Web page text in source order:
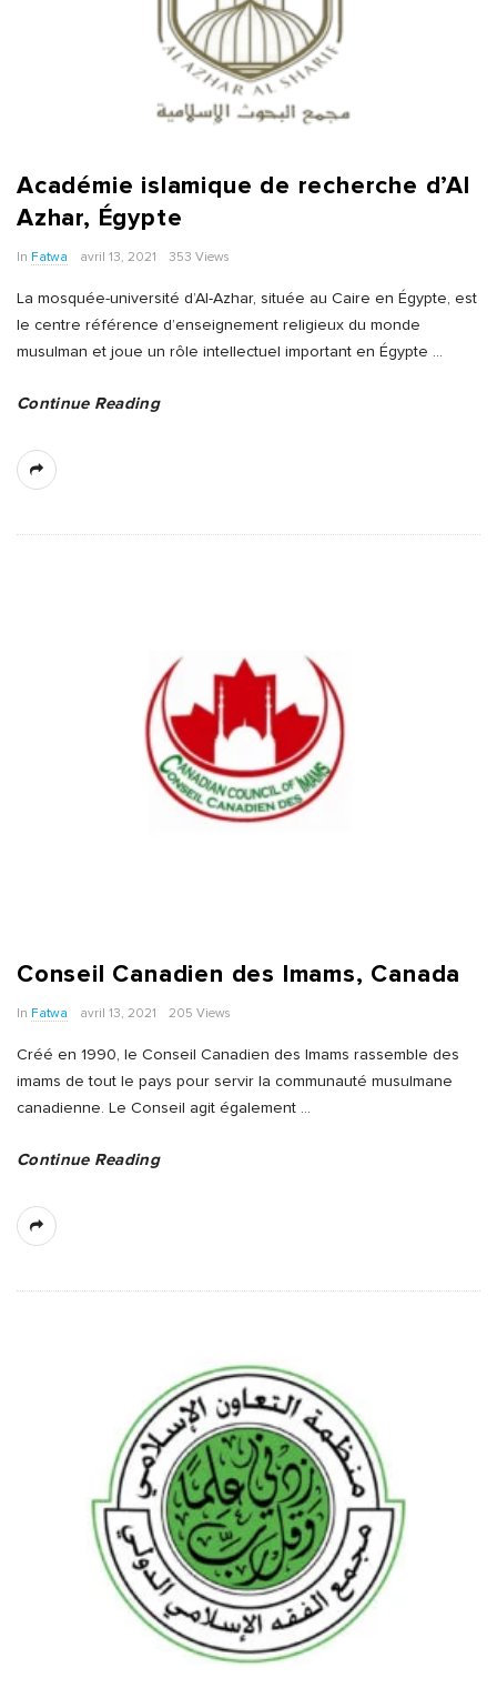
Académie islamique de recherche d’Al
Azhar, Égypte
In Fatwa avril 13, 2021 353 Views
La mosquée-université d’Al-Azhar, située au Caire en Égypte, est
le centre référence d’enseignement religieux du monde
musulman et joue un rôle intellectuel important en Égypte
Continue Reading
Conseil Canadien des Imams, Canada
In Fatwa avril 13, 2021 205 Views
Créé en 1990, le Conseil Canadien des Imams rassemble des
imams de tout le pays pour servir la communauté musulmane
canadienne. Le Conseil agit également …
Continue Reading